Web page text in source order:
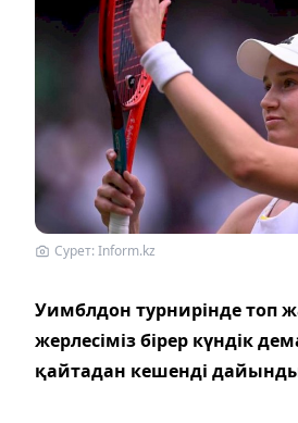
Сурет: Inform.kz
Уимблдон турнирінде топ
жерлесіміз бірер күндік
қайтадан кешенді